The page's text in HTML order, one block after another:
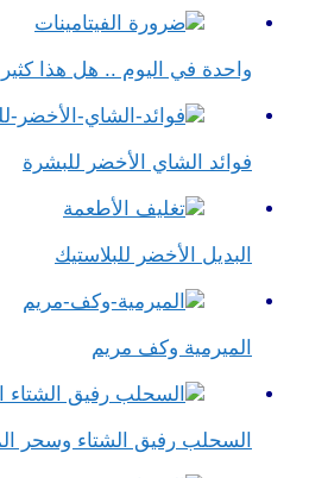
واحدة في اليوم .. هل هذا
فوائد الشاي الأخضر للبشرة
البديل الأخضر للبلاستيك
الميرمية وكف مريم
السحلب رفيق الشتاء وسحر